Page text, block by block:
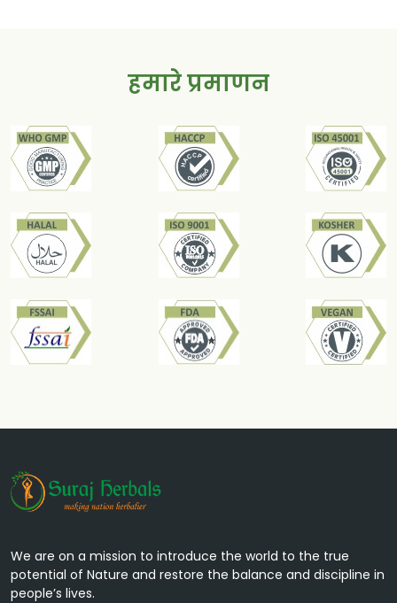
हमारे प्रमाणन
We are on a mission to introduce the world to the true
potential of Nature and restore the balance and discipline in
people’s lives.